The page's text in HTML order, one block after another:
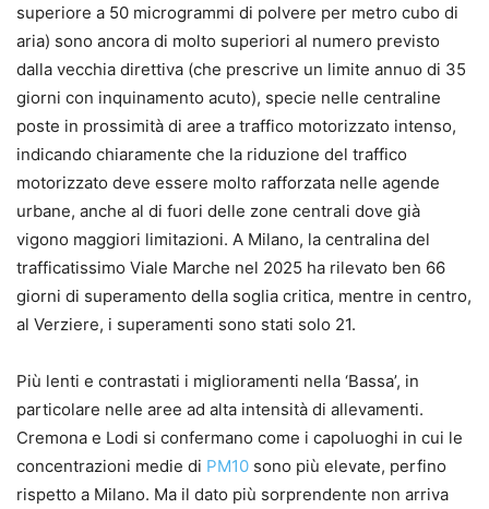
superiore a 50 microgrammi di polvere per metro cubo di
aria) sono ancora di molto superiori al numero previsto
dalla vecchia direttiva (che prescrive un limite annuo di 35
giorni con inquinamento acuto), specie nelle centraline
poste in prossimità di aree a traffico motorizzato intenso,
indicando chiaramente che la riduzione del traffico
motorizzato deve essere molto rafforzata nelle agende
urbane, anche al di fuori delle zone centrali dove già
vigono maggiori limitazioni. A Milano, la centralina del
trafficatissimo Viale Marche nel 2025 ha rilevato ben 66
giorni di superamento della soglia critica, mentre in centro,
al Verziere, i superamenti sono stati solo 21.
Più lenti e contrastati i miglioramenti nella ‘Bassa’, in
particolare nelle aree ad alta intensità di allevamenti.
Cremona e Lodi si confermano come i capoluoghi in cui le
concentrazioni medie di PM10 sono più elevate, perfino
rispetto a Milano. Ma il dato più sorprendente non arriva